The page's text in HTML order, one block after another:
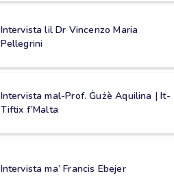
Intervista lil Dr Vincenzo Maria
Pellegrini
Intervista mal-Prof. Ġużè Aquilina | It-
Tiftix f’Malta
Intervista ma’ Francis Ebejer